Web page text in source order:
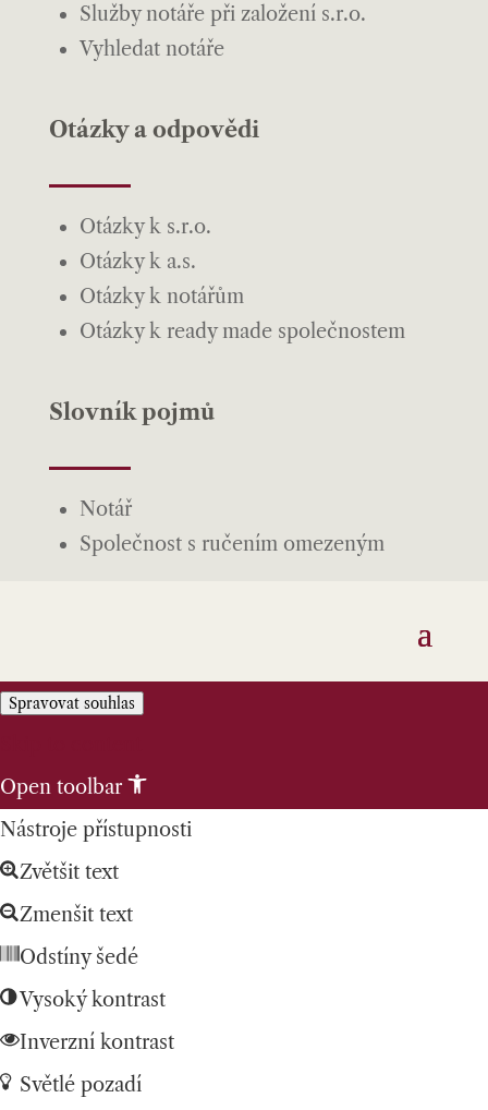
Služby notáře při založení s.r.o.
Vyhledat notáře
Otázky a odpovědi
Otázky k s.r.o.
Otázky k a.s.
Otázky k notářům
Otázky k ready made společnostem
Slovník pojmů
Notář
Společnost s ručením omezeným
Spravovat souhlas
Open toolbar
Nástroje přístupnosti
Zvětšit text
Zmenšit text
Odstíny šedé
Vysoký kontrast
Inverzní kontrast
Světlé pozadí